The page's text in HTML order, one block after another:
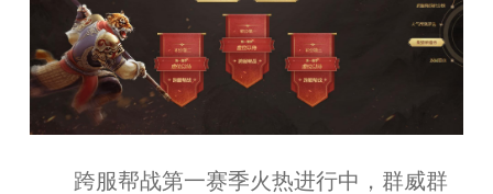
跨服帮战第一赛季火热进行中，群威群